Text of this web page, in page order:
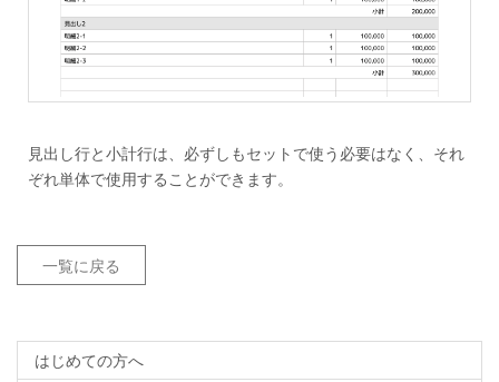
見出し行と小計行は、必ずしもセットで使う必要はなく、それ
ぞれ単体で使用することができます。
一覧に戻る
はじめての方へ